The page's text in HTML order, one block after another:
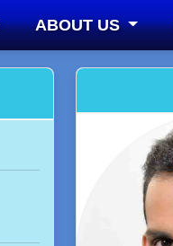
ABOUT US